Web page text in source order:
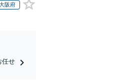
阪府
任せ